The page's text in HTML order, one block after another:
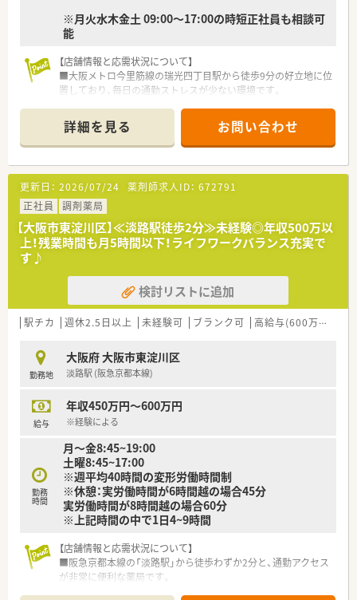
※月火水木金土 09:00～17:00の時短正社員も相談可
能
【店舗情報と応需状況について】
■大阪メトロ今里筋線の瑞光四丁目駅から徒歩9分の好立地に位
置しており、毎日の通勤ストレスが少ない環境です。
り、専門的なスキルを深く学ぶことができます。
■薬剤師と医療事務が各4名ずつ在籍し、施設在宅13件130名と
居宅15名の患者様を支える地域密着型の薬局です。
【募集背景と求める人物像について】
■開局したばかりの綺麗な店舗ですが、在宅件数の急増に伴い体
制を強化するため、新しい仲間を急募しております。
■在宅訪問業務において車の運転が必須となるため、普通自動車
免許をお持ちで運転ができる方を歓迎いたします。
※お車の運転が苦手な方は一度ご相談ください！
連携が取れる明るいお人柄の方を求めています。
【法人特徴について】
■大阪府を中心に10店舗以上の調剤薬局を展開しており、現在
■共存共栄を経営理念に掲げ、患者様やご家族だけでなく、働く
従業員の幸せも大切にする姿勢を徹底しています。
■薬局運営の他に介護職の紹介事業やクリニック開設のコンサ
詳細を見る お問い合わせ
更新日： 2026/07/24 薬剤師求人ID： 672791
正社員
調剤薬局
【大阪市東淀川区】≪淡路駅徒歩2分≫未経験◎年収500万以
上！残業時間も月5時間以下！ライフワークバランス充実で
す♪
検討リストに追加
駅チカ 週休2.5日以上 未経験可 ブランク可 高給与(600万円以上)
勤務地
大阪府 大阪市東淀川区
淡路駅 (阪急京都本線)
給与
年収450万円～600万円
※経験による
勤務
時間
月～金8:45~19:00
土曜8:45~17:00
※週平均40時間の変形労働時間制
※休憩：実労働時間が6時間越の場合45分
実労働時間が8時間越の場合60分
※上記時間の中で1日4~9時間
【店舗情報と応需状況について】
■阪急京都本線の「淡路駅」から徒歩わずか2分と、通勤アクセス
が非常に便利な薬局です。